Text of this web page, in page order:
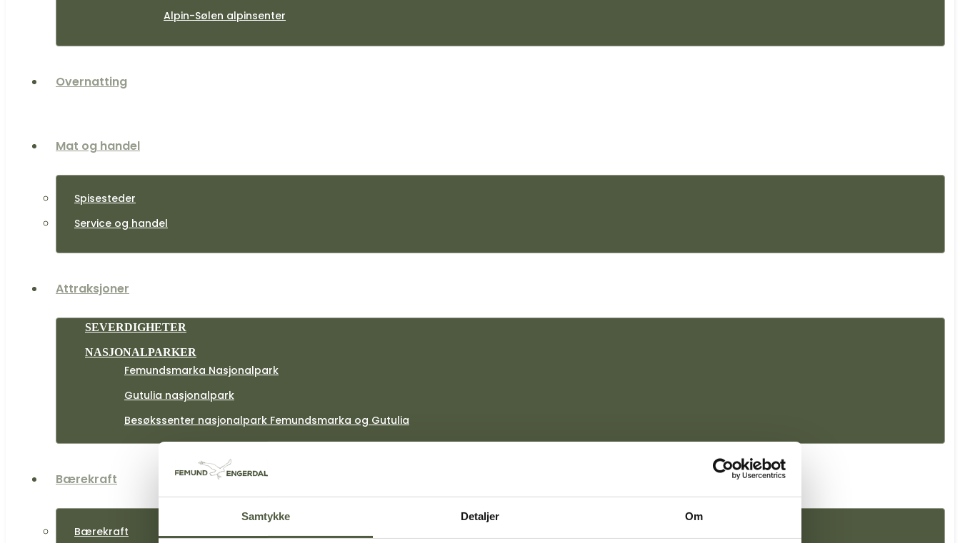
Samtykke Detaljer Om
Alpin-Sølen alpinsenter
Overnatting
Mat og handel
Spisesteder
Service og handel
Attraksjoner
SEVERDIGHETER
NASJONALPARKER
Femundsmarka Nasjonalpark
Gutulia nasjonalpark
Besøkssenter nasjonalpark Femundsmarka og Gutulia
Bærekraft
Bærekraft